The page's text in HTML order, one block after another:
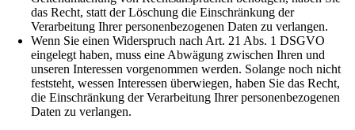
das Recht, statt der Löschung die Einschränkung der
Verarbeitung Ihrer personenbezogenen Daten zu verlangen.
Wenn Sie einen Widerspruch nach Art. 21 Abs. 1 DSGVO
eingelegt haben, muss eine Abwägung zwischen Ihren und
unseren Interessen vorgenommen werden. Solange noch nicht
feststeht, wessen Interessen überwiegen, haben Sie das Recht,
die Einschränkung der Verarbeitung Ihrer personenbezogenen
Daten zu verlangen.